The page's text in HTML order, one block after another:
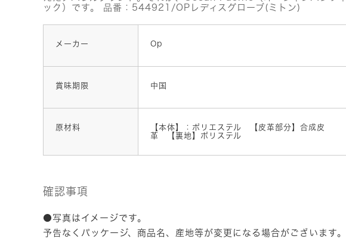
ック）です。 品番：544921/OPレディスグローブ(ミトン)
メーカー Op
賞味期限 中国
原材料
【本体】：ポリエステル 【皮革部分】合成皮
革 【裏地】ポリステル
確認事項
●写真はイメージです。
予告なくパッケージ、商品名、産地等が変更になる場合がございます。